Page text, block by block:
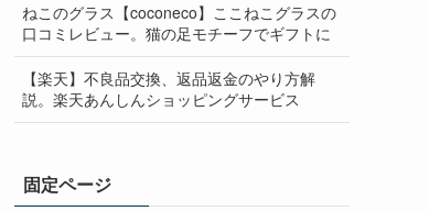
ねこのグラス【coconeco】ここねこグラスの
口コミレビュー。猫の足モチーフでギフトに
【楽天】不良品交換、返品返金のやり方解
説。楽天あんしんショッピングサービス
固定ページ